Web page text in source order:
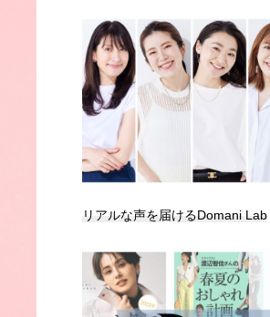
リアルな声を届けるDomani Lab